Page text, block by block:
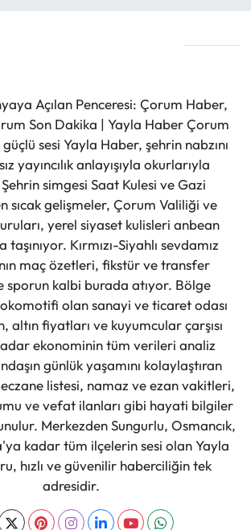
Açılan Penceresi: Çorum Haber,
Son Dakika | Yayla Haber Çorum
güçlü sesi Yayla Haber, şehrin nabzını
yayıncılık anlayışıyla okurlarıyla
simgesi Saat Kulesi ve Gazi
sıcak gelişmeler, Çorum Valiliği ve
yerel siyaset kulisleri anbean
taşınıyor. Kırmızı-Siyahlı sevdamız
maç özetleri, fikstür ve transfer
sporun kalbi burada atıyor. Bölge
olan sanayi ve ticaret odası
altın fiyatları ve kuyumcular çarşısı
ekonominin tüm verileri analiz
günlük yaşamını kolaylaştıran
listesi, namaz ve ezan vakitleri,
ve vefat ilanları gibi hayati bilgiler
Merkezden Sungurlu, Osmancık,
kadar tüm ilçelerin sesi olan Yayla
hızlı ve güvenilir haberciliğin tek
adresidir.